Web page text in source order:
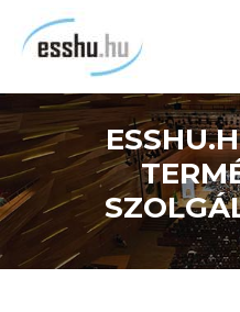
tartalomra